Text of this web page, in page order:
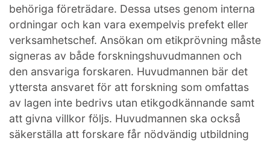
behöriga företrädare. Dessa utses genom interna
ordningar och kan vara exempelvis prefekt eller
verksamhetschef. Ansökan om etikprövning måste
signeras av både forskningshuvudmannen och
den ansvariga forskaren. Huvudmannen bär det
yttersta ansvaret för att forskning som omfattas
av lagen inte bedrivs utan etikgodkännande samt
att givna villkor följs. Huvudmannen ska också
säkerställa att forskare får nödvändig utbildning